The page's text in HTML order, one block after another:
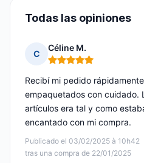
Todas las opiniones
C
Céline M.
Nota: 5 de 5
Publicado el 03/02/2025 à 10h42
tras una compra de 22/01/2025
Recibí mi pedido
empaquetados con cuidado.
artículos era tal y como
encantado con mi compra.